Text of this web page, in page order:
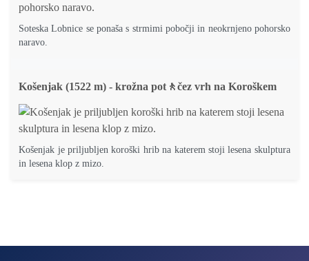
Soteska Lobnice se ponaša s strmimi pobočji in neokrnjeno pohorsko
naravo.
Košenjak (1522 m) - krožna pot🚶čez vrh na Koroškem
Košenjak je priljubljen koroški hrib na katerem stoji lesena skulptura
in lesena klop z mizo.